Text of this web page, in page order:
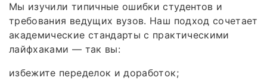
Мы изучили типичные ошибки студентов и
требования ведущих вузов. Наш подход сочетает
академические стандарты с практическими
лайфхаками — так вы:
избежите переделок и доработок;